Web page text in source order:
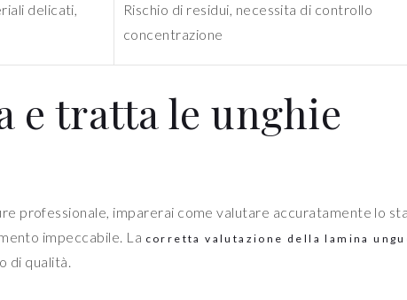
delicati,
Rischio di residui, necessita di controllo
concentrazione
e tratta le unghie
professionale, imparerai come valutare accuratamente lo
impeccabile. La corretta valutazione della lamina
di qualità.